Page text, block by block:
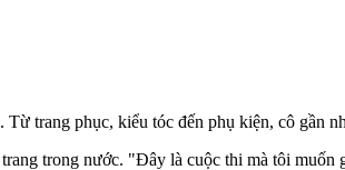
trang phục, kiểu tóc đến phụ kiện, cô gần
trong nước. "Đây là cuộc thi mà tôi